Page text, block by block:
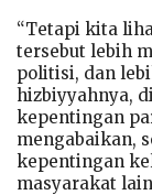
“Tetapi kita
tersebut lebih
politisi, dan
hizbiyyahnya,
kepentingan
mengabaikan,
kepentingan
masyarakat